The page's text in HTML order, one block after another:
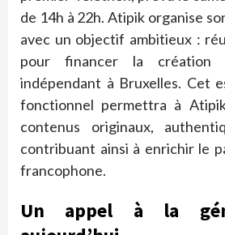
de 14h à 22h. Atipik organise
avec un objectif ambitieux :
pour financer la création
indépendant à Bruxelles. Cet
fonctionnel permettra à
contenus originaux,
contribuant ainsi à enrichir le
francophone.
Un appel à la